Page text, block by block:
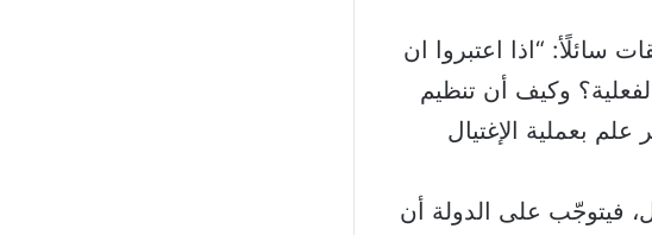
في التحقيقات سائلًأ: “اذا اعتبروا ان
وكيف أن تنظيم
بعملية الإغتيال
فيتوجّب على الدولة أن